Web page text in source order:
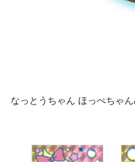
なっとうちゃん ほっぺちゃ